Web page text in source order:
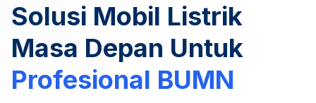
Solusi Mobil Listrik
Masa Depan Untuk
Profesional BUMN